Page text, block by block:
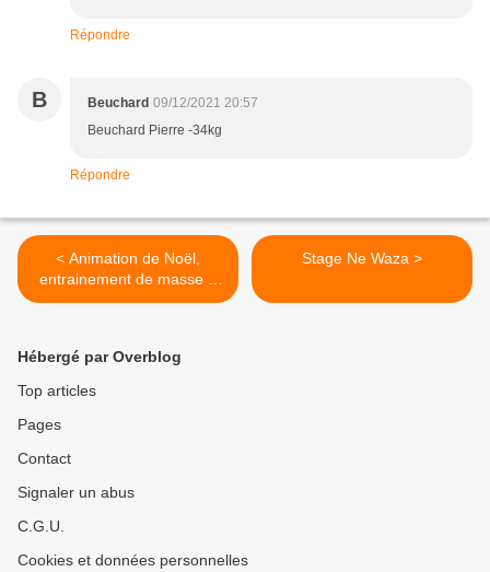
Répondre
B Beuchard 09/12/2021 20:57
Beuchard Pierre -34kg
Répondre
< Animation de Noël,
entrainement de masse +
Combat test afin d'intégrer
Stage Ne Waza >
Hébergé par Overblog
Top articles
Pages
Contact
Signaler un abus
C.G.U.
Cookies et données personnelles